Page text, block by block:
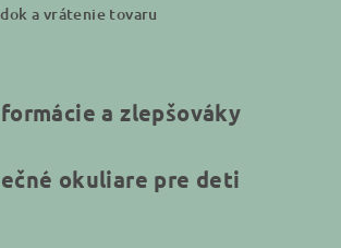
a vrátenie tovaru
a zlepšováky
okuliare pre deti